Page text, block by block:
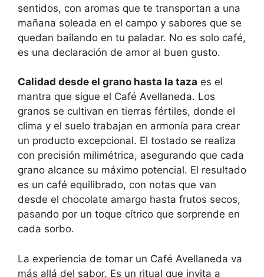
sentidos, con aromas que te transportan a una
mañana soleada en el campo y sabores que se
quedan bailando en tu paladar. No es solo café,
es una declaración de amor al buen gusto.
Calidad desde el grano hasta la taza es el
mantra que sigue el Café Avellaneda. Los
granos se cultivan en tierras fértiles, donde el
clima y el suelo trabajan en armonía para crear
un producto excepcional. El tostado se realiza
con precisión milimétrica, asegurando que cada
grano alcance su máximo potencial. El resultado
es un café equilibrado, con notas que van
desde el chocolate amargo hasta frutos secos,
pasando por un toque cítrico que sorprende en
cada sorbo.
La experiencia de tomar un Café Avellaneda va
más allá del sabor. Es un ritual que invita a